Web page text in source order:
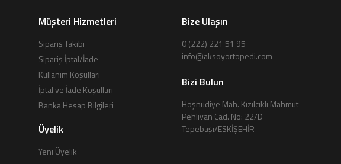
Müşteri Hizmetleri
Sipariş Takibi
Sipariş İptal/İade
Kullanım Koşulları
İptal ve İade Koşulları
Banka Hesap Bilgileri
Üyelik
Yeni Üyelik
Bize Ulaşın
0 (222) 221 51 95
info@aksoyortopedi.com
Bizi Bulun
Hoşnudiye Mah. Kızılcıklı Mahmut
Pehlivan Cad. No: 22/D
Tepebaşı/ESKİŞEHİR